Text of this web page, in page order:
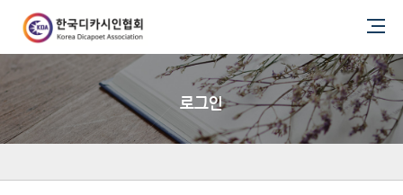
로그인